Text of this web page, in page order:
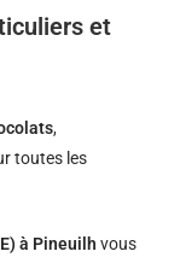
et
,
toutes les
à Pineuilh vous